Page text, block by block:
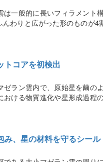
は一般的に長いフィラメント
んわりと広がった形のものが
トコアを初検出
ゼラン雲内で、原始星を繭の
おける物質進化や星形成過程
み、星の材料を守るシー